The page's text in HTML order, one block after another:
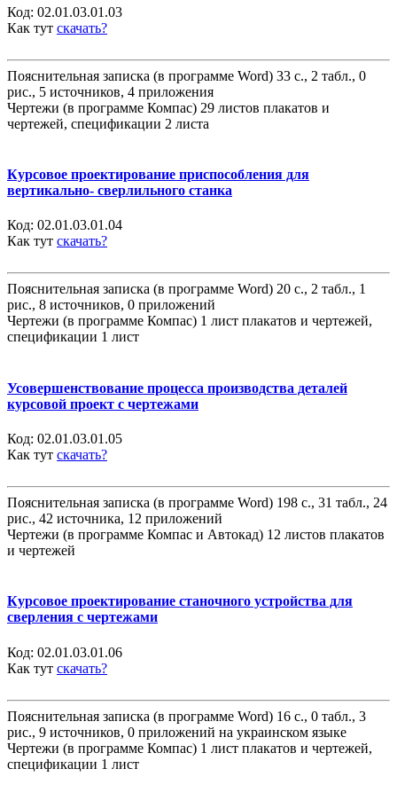
Код: 02.01.03.01.03
Как тут скачать?
Пояснительная записка (в программе Word) 33 с., 2 табл., 0
рис., 5 источников, 4 приложения
Чертежи (в программе Компас) 29 листов плакатов и
чертежей, спецификации 2 листа
Курсовое проектирование приспособления для
вертикально- сверлильного станка
Код: 02.01.03.01.04
Как тут скачать?
Пояснительная записка (в программе Word) 20 с., 2 табл., 1
рис., 8 источников, 0 приложений
Чертежи (в программе Компас) 1 лист плакатов и чертежей,
спецификации 1 лист
Усовершенствование процесса производства деталей
курсовой проект с чертежами
Код: 02.01.03.01.05
Как тут скачать?
Пояснительная записка (в программе Word) 198 с., 31 табл., 24
рис., 42 источника, 12 приложений
Чертежи (в программе Компас и Автокад) 12 листов плакатов
и чертежей
Курсовое проектирование станочного устройства для
сверления с чертежами
Код: 02.01.03.01.06
Как тут скачать?
Пояснительная записка (в программе Word) 16 с., 0 табл., 3
рис., 9 источников, 0 приложений на украинском языке
Чертежи (в программе Компас) 1 лист плакатов и чертежей,
спецификации 1 лист